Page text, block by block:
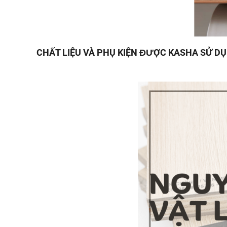
CHẤT LIỆU VÀ PHỤ KIỆN ĐƯỢC KASHA SỬ